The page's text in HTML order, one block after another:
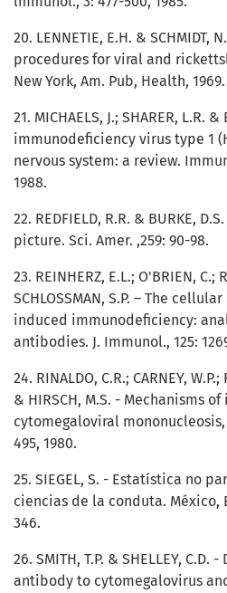
20. LENNETIE, E.H. & SCHMIDT,
procedures for viral and
New York, Am. Pub, Health,
21. MICHAELS, J.; SHARER, L.R.
immunodeficiency virus type 1
nervous system: a review.
1988.
22. REDFIELD, R.R. & BURKE,
picture. Sci. Amer. ,259: 90-98.
23. REINHERZ, E.L.; O'BRIEN, C.;
SCHLOSSMAN, S.P. – The
induced immunodeficiency:
antibodies. J. Immunol., 125:
24. RINALDO, C.R.; CARNEY, W.P.;
& HIRSCH, M.S. - Mechanisms
cytomegaloviral mononucleosis,
495, 1980.
25. SIEGEL, S. - Estatística no
ciencias de la conduta. México,
346.
26. SMITH, T.P. & SHELLEY, C.D.
antibody to cytomegalovirus